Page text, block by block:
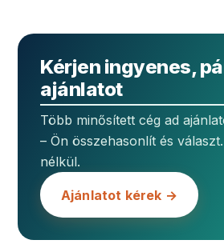
Kérjen ingyenes,
ajánlatot
Több minősített cég ad
– Ön összehasonlít és
nélkül.
Ajánlatot kérek →